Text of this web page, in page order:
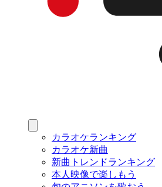
カラオケランキング
カラオケ新曲
新曲トレンドランキング
本人映像で楽しもう